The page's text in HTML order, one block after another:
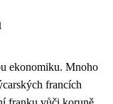
ekonomiku. Mnoho
francích